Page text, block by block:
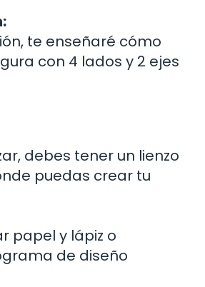
te enseñaré cómo
con 4 lados y 2 ejes
debes tener un lienzo
puedas crear tu
papel y lápiz o
de diseño